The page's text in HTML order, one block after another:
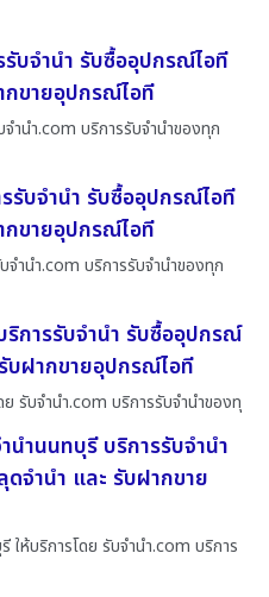
บจำนำ รับซื้ออุปกรณ์ไอที
กขายอุปกรณ์ไอที
านํา.com บริการรับจำนำของทุก
รับจำนำ รับซื้ออุปกรณ์ไอที
กขายอุปกรณ์ไอที
จํานํา.com บริการรับจำนำของทุก
การรับจำนำ รับซื้ออุปกรณ์
บฝากขายอุปกรณ์ไอที
รับจํานํา.com บริการรับจำนำของทุ
นำนนทบุรี บริการรับจำนำ
จำนำ และ รับฝากขาย
ให้บริการโดย รับจํานํา.com บริการ